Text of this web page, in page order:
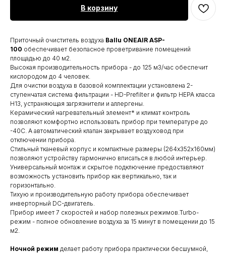
В корзину
Приточный очиститель воздуха Ballu ONEAIR ASP-
100 обеспечивает безопасное проветривание помещений
площадью до 40 м2.
Высокая производительность прибора - до 125 м3/час обеспечит
кислородом до 4 человек.
Для очистки воздуха в базовой комплектации установлена 2-
ступенчатая система фильтрации - HD-Prefilter и фильтр HEPA класса
H13, устраняющая загрязнители и аллергены.
Керамический нагревательный элемент* и климат контроль
позволяют комфортно использовать прибор при температуре до
-40С. А автоматический клапан закрывает воздуховод при
отключении прибора.
Стильный тканевый корпус и компактные размеры (264х352х160мм)
позволяют устройству гармонично вписаться в любой интерьер.
Универсальный монтаж и скрытое подключение предоставляют
возможность установить прибор как вертикально, так и
горизонтально.
Тихую и производительную работу прибора обеспечивает
инверторный DC-двигатель.
Прибор имеет 7 скоростей и набор полезных режимов.Turbo-
режим - полное обновление воздуха за 15 минут в помещении до 15
м2.
Ночной режим делает работу прибора практически бесшумной,